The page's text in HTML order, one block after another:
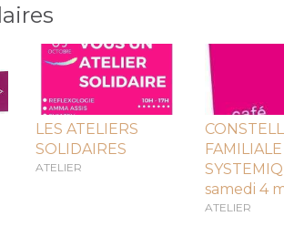
LES ATELIERS
SOLIDAIRES
ATELIER
FAMILIALE
samedi 4
ATELIER